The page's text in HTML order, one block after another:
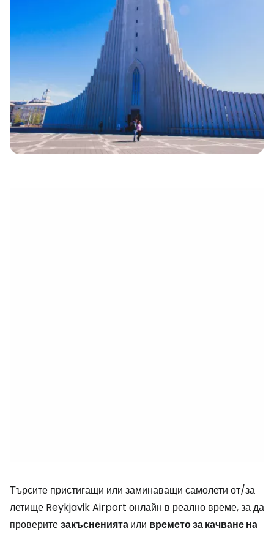
Търсите пристигащи или заминаващи самолети от/за
летище Reykjavik Airport онлайн в реално време, за да
проверитезакъснениятаили времето за качване на